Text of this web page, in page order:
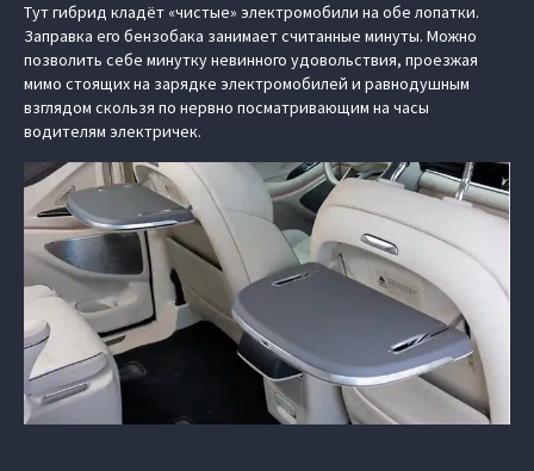
Тут гибрид кладёт «чистые» электромобили на обе лопатки.
Заправка его бензобака занимает считанные минуты. Можно
позволить себе минутку невинного удовольствия, проезжая
мимо стоящих на зарядке электромобилей и равнодушным
взглядом скользя по нервно посматривающим на часы
водителям электричек.